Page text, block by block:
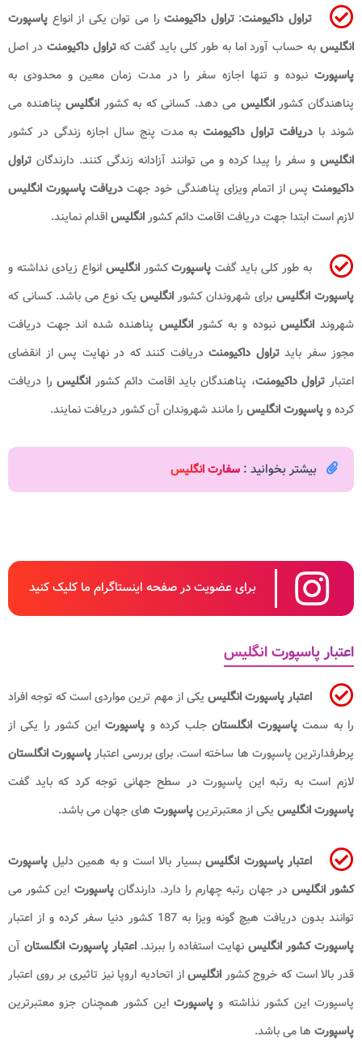
تراول داکیومنت:تراول داکیومنترا می توان یکی از انواع پاسپورت
انگلیس به حساب آورد اما به طور کلی باید گفت کهتراول داکیومنت در اصل
پاسپورت نبوده و تنها اجازه سفر را در مدت زمان معین و محدودی به
پناهندگان کشورانگلیس می دهد. کسانی که به کشور انگلیسپناهنده می
شوند با دریافت تراول داکیومنتبه مدت پنج سال اجازه زندگی در کشور
انگلیس و سفر را پیدا کرده و می توانند آزادانه زندگی کنند. دارندگان تراول
داکیومنتپس از اتمام ویزای پناهندگی خود جهت دریافت پاسپورت انگلیس
لازم است ابتدا جهت دریافت اقامت دائم کشورانگلیساقدام نمایند.
به طور کلی باید گفت پاسپورتکشورانگلیسانواع زیادی نداشته و
پاسپورت انگلیس برای شهروندان کشور انگلیسیک نوع می باشد. کسانی که
شهروند انگلیسنبوده و به کشورانگلیس پناهنده شده اند جهت دریافت
مجوز سفر بایدتراول داکیومنت دریافت کنند که در نهایت پس از انقضای
اعتبار تراول داکیومنت، پناهندگان باید اقامت دائم کشور انگلیس را دریافت
کرده وپاسپورت انگلیس را مانند شهروندان آن کشور دریافت نمایند.
بیشتر بخوانید : سفارت انگلیس
برای عضویت در صفحه اینستاگرام ما کلیک کنید
اعتبار پاسپورت انگلیس
اعتبار پاسپورت انگلیس یکی از مهم ترین مواردی است که توجه افراد
را به سمتپاسپورت انگلستانجلب کرده و پاسپورتاین کشور را یکی از
پرطرفدارترین پاسپورت ها ساخته است. برای بررسی اعتبارپاسپورت انگلستان
لازم است به رتبه این پاسپورت در سطح جهانی توجه کرد که باید گفت
پاسپورت انگلیس یکی از معتبرترینپاسپورت های جهان می باشد.
اعتبار پاسپورت انگلیس بسیار بالا است و به همین دلیل پاسپورت
کشور انگلیس در جهان رتبه چهارم را دارد. دارندگانپاسپورت این کشور می
توانند بدون دریافت هیچ گونه ویزا به 187 کشور دنیا سفر کرده و از اعتبار
پاسپورت کشور انگلیسنهایت استفاده را ببرند.اعتبار پاسپورت انگلستان آن
قدر بالا است که خروج کشور انگلیساز اتحادیه اروپا نیز تاثیری بر روی اعتبار
پاسپورت این کشور نذاشته و پاسپورت این کشور همچنان جزو معتبرترین
پاسپورت ها می باشد.